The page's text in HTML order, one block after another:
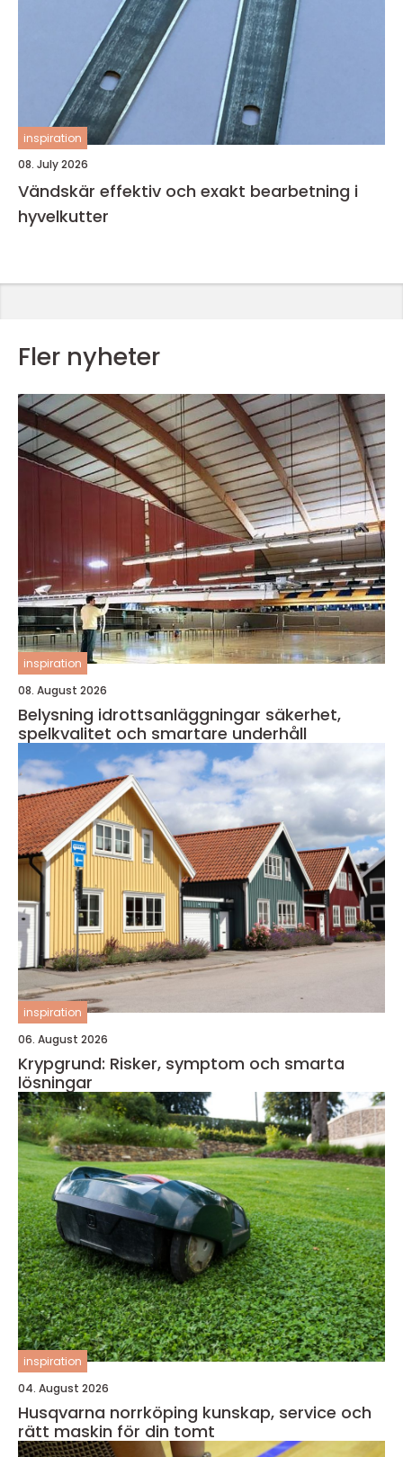
inspiration
08. July 2026
Vändskär effektiv och exakt bearbetning i
hyvelkutter
Fler nyheter
inspiration
08. August 2026
Belysning idrottsanläggningar säkerhet,
spelkvalitet och smartare underhåll
inspiration
06. August 2026
Krypgrund: Risker, symptom och smarta
lösningar
inspiration
04. August 2026
Husqvarna norrköping kunskap, service och
rätt maskin för din tomt